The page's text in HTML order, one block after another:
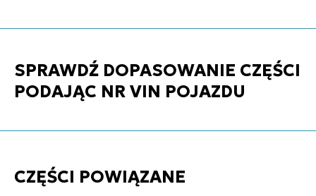
SPRAWDŹ DOPASOWANIE CZĘŚCI
PODAJĄC NR VIN POJAZDU
CZĘŚCI POWIĄZANE